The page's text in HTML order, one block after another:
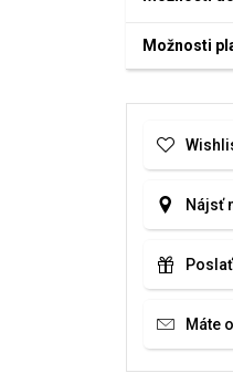
Možnosti
Nájsť
Máte